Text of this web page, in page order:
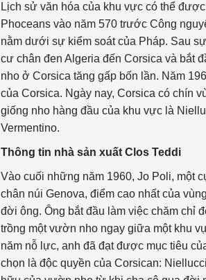
Lịch sử văn hóa của khu vực có thể
Phoceans vào năm 570 trước Công
nằm dưới sự kiểm soát của Pháp. Sau
cư chân đen Algeria đến Corsica và bắt
nho ở Corsica tăng gấp bốn lần. Năm
của Corsica. Ngày nay, Corsica có chín
giống nho hàng đầu của khu vực là
Vermentino.
Thông tin nhà sản xuất Clos Teddi
Vào cuối những năm 1960, Jo Poli, một
chân núi Genova, điểm cao nhất của
đời ông. Ông bắt đầu làm việc chăm chỉ
trồng một vườn nho ngay giữa một khu
năm nỗ lực, anh đã đạt được mục tiêu
chọn là độc quyền của Corsican: